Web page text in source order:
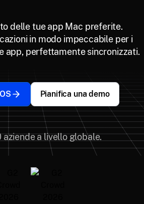
delle tue app Mac preferite.
in modo impeccabile per i
app, perfettamente sincronizzati.
Pianifica una demo
a livello globale.